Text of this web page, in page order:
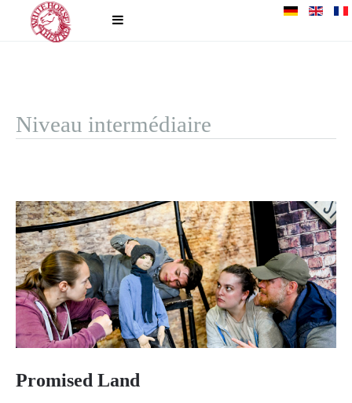
Niveau intermédiaire
Promised Land